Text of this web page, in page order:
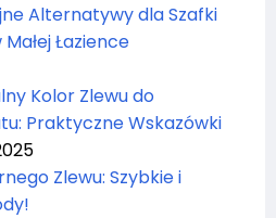
Alternatywy dla Szafki
Łazience
Kolor Zlewu do
Praktyczne Wskazówki
Zlewu: Szybkie i